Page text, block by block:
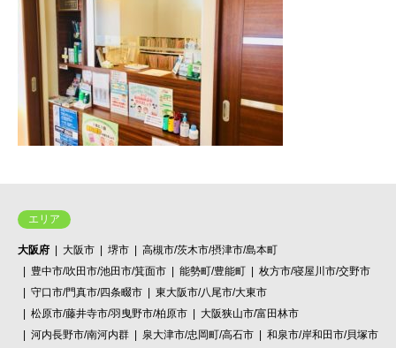
エリア
大阪府 大阪市 堺市
高槻市/茨木市/摂津市/島本町
豊中市/吹田市/池田市/箕面市
能勢町/豊能町
枚方市/寝屋川市/交野市
守口市/門真市/四条畷市
東大阪市/八尾市/大東市
松原市/藤井寺市/羽曳野市/柏原市
大阪狭山市/富田林市
河内長野市/南河内群
泉大津市/忠岡町/高石市
和泉市/岸和田市/貝塚市